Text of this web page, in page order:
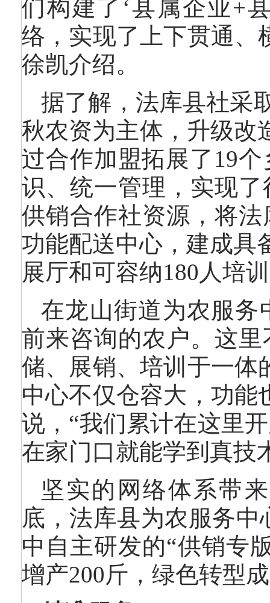
们构建了‘县属企业+
络，实现了上下贯通、
徐凯介绍。
据了解，法库县社采
秋农资为主体，升级改
过合作加盟拓展了19
识、统一管理，实现
供销合作社资源，将
功能配送中心，建成具
展厅和可容纳180人培
在龙山街道为农服务
前来咨询的农户。这
储、展销、培训于一体
中心不仅仓容大，功能
说，“我们累计在这里
在家门口就能学到真技
坚实的网络体系带
底，法库县为农服务
中自主研发的“供销专
增产200斤，绿色转型